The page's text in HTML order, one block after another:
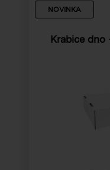
NOVINKA
Krabice dno